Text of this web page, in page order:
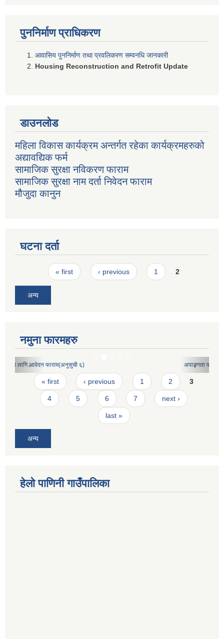
पुननिर्माण प्राधिकरण
आवासिय पुननिर्माण तथा प्रवलिकरण सम्वनधि जानकारी
Housing Reconstruction and Retrofit Update
डाउनलोड
महिला विकास कार्यक्रम अन्तर्गत रहेका कार्यक्रमहरुको
अद्यावद्यिक फर्म
सामाजिक सुरक्षा नविकरण फाराम
सामाजिक सुरक्षा नाम दर्ता निवेदन फाराम
मौजुदा कानुन
घटना दर्ता
Pages« first ‹ previous 1 2
अन्य
नमुना फारमहरु
अपाङ्गता परीचय पत्र निवेदनको ढाँचा
Pages
« first ‹ previous 1 2 3
4 5 6 7 next ›
last »
अन्य
हेलो पाणिनी गाउँपालिका